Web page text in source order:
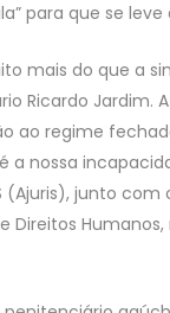
para que se
mais do que a
Ricardo Jardim.
ao regime
a nossa
(Ajuris), junto
Direitos